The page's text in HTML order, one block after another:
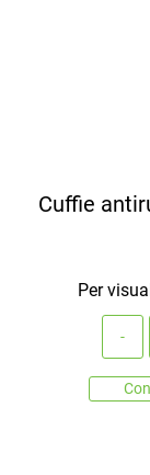
Cuffie
Per